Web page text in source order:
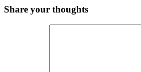
Share your thoughts